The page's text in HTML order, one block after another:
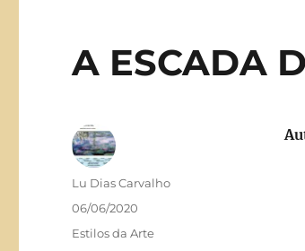
A ESCADA
Autor
Lu Dias Carvalho
Publicado
em
06/06/2020
Categorias
Estilos da Arte